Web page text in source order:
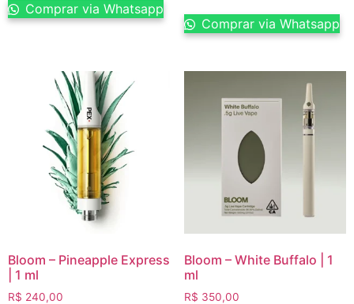
Comprar via Whatsapp
Comprar via Whatsapp
Bloom – Pineapple Express
| 1 ml
R$ 240,00
Bloom – White Buffalo | 1
ml
R$ 350,00